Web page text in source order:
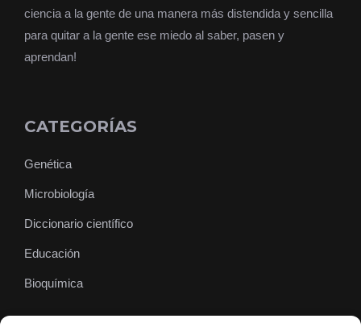
ciencia a la gente de una manera más distendida y sencilla
para quitar a la gente ese miedo al saber, pasen y
aprendan!
CATEGORÍAS
Genética
Microbiología
Diccionario científico
Educación
Bioquímica